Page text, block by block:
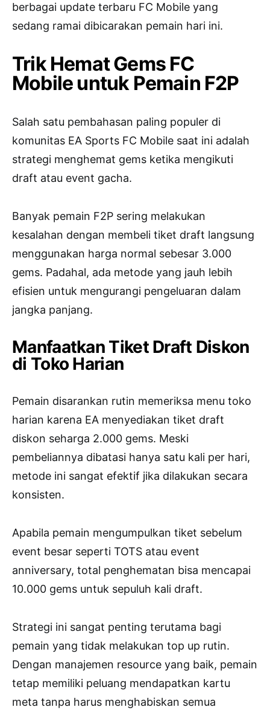
berbagai update terbaru FC Mobile yang
sedang ramai dibicarakan pemain hari ini.
Trik Hemat Gems FC
Mobile untuk Pemain F2P
Salah satu pembahasan paling populer di
komunitas EA Sports FC Mobile saat ini adalah
strategi menghemat gems ketika mengikuti
draft atau event gacha.
Banyak pemain F2P sering melakukan
kesalahan dengan membeli tiket draft langsung
menggunakan harga normal sebesar 3.000
gems. Padahal, ada metode yang jauh lebih
efisien untuk mengurangi pengeluaran dalam
jangka panjang.
Manfaatkan Tiket Draft Diskon
di Toko Harian
Pemain disarankan rutin memeriksa menu toko
harian karena EA menyediakan tiket draft
diskon seharga 2.000 gems. Meski
pembeliannya dibatasi hanya satu kali per hari,
metode ini sangat efektif jika dilakukan secara
konsisten.
Apabila pemain mengumpulkan tiket sebelum
event besar seperti TOTS atau event
anniversary, total penghematan bisa mencapai
10.000 gems untuk sepuluh kali draft.
Strategi ini sangat penting terutama bagi
pemain yang tidak melakukan top up rutin.
Dengan manajemen resource yang baik, pemain
tetap memiliki peluang mendapatkan kartu
meta tanpa harus menghabiskan semua